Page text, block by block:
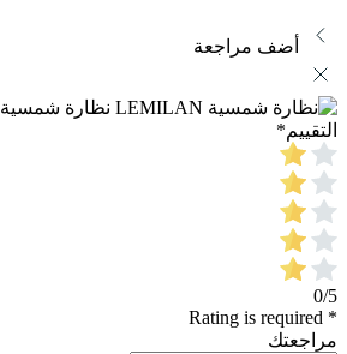
أضف مراجعة
نظارة شمسية LEMILAN
التقييم*
0/5
* Rating is required
مراجعتك